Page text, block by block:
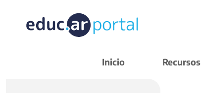
Inicio Recursos